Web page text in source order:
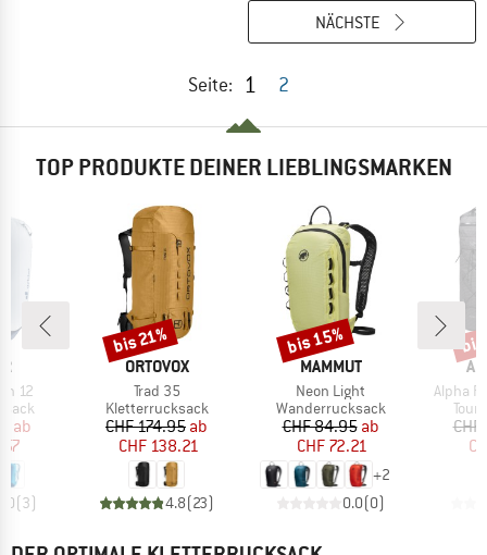
Seite: 1 2
NÄCHSTE
TOP PRODUKTE DEINER LIEBLINGSMARKEN
12
Preis
ab
(3)
MARKE
ORTOVOX
Artikel
Trad 35
Produktgruppe
Kletterrucksack
Preis
CHF 174.95reduzierter Preis
ab
CHF 138.21
4.8(23)
Rabatt
bis 21%
MARKE
MAMMUT
Artikel
Neon Light
Produktgruppe
Wanderrucksack
Preis
CHF 84.95reduzierter Preis
ab
CHF 72.21
+2
0.0(0)
Rabatt
bis 15%
Artikel
Alpha